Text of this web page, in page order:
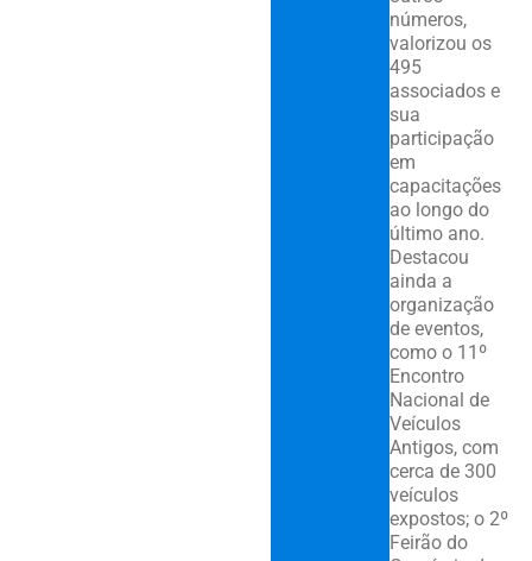
números,
valorizou os
495
associados e
sua
participação
em
capacitações
ao longo do
último ano.
Destacou
ainda a
organização
de eventos,
como o 11º
Encontro
Nacional de
Veículos
Antigos, com
cerca de 300
veículos
expostos; o 2º
Feirão do